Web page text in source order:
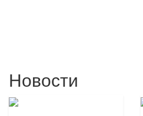
Новости